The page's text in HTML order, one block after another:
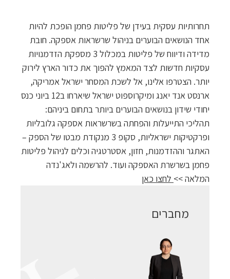
תחרותיות עסקית בעידן של פליטות פחמן הופכת להיות
אחד הנושאים הבוערים בניהול שרשראות אספקה. חובת
מדידה ודיווח של פליטות במכלול 3 מספקת הזדמנויות
עסקיות חדשות לצד המאמץ להפוך את כדור הארץ לירוק
יותר. הצטרפו אלינו, אל לשכת המסחר ישראל אמריקה,
ארנסט אנד יאנג ומיקרוספוט ישראל שיארחו ב12 ביוני כנס
יחודי שידון בנושאים הבוערים ביותר בתחום ביניהם:
תהליכי התייעלות והפחתה בשרשראות אספקה גלובליות
ופרקטיקות ישראליות, סקופ 3 מנקודת מבטו של הספק –
האתגר וההזדמנות, חזון, אסטרטגיה וכלים לניהול פליטות
פחמן בשרשרת האספקה ועוד. להרשמה ולאג'נדה
המלאה >> לחצו כאן
מחברים